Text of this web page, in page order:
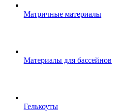
Матричные материалы
Материалы для бассейнов
Гелькоуты